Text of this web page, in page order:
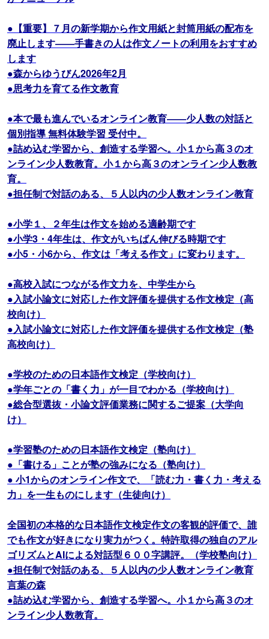
●【重要】７月の新学期から作文用紙と封筒用紙の配布を
廃止します――手書きの人は作文ノートの利用をおすすめ
します
●森からゆうびん2026年2月
●思考力を育てる作文教育
●本で最も進んでいるオンライン教育――少人数の対話と
個別指導 無料体験学習 受付中。
●詰め込む学習から、創造する学習へ。小１から高３のオ
ンライン少人数教育。小１から高３のオンライン少人数教
育。
●担任制で対話のある、５人以内の少人数オンライン教育
●小学１、２年生は作文を始める適齢期です
●小学3・4年生は、作文がいちばん伸びる時期です
●小5・小6から、作文は「考える作文」に変わります。
●高校入試につながる作文力を、中学生から
●入試小論文に対応した作文評価を提供する作文検定（高
校向け）
●入試小論文に対応した作文評価を提供する作文検定（塾
高校向け）
●学校のための日本語作文検定（学校向け）
●学年ごとの「書く力」が一目でわかる（学校向け）
●総合型選抜・小論文評価業務に関するご提案（大学向
け）
●学習塾のための日本語作文検定（塾向け）
●「書ける」ことが塾の強みになる（塾向け）
● 小1からのオンライン作文で、「読む力・書く力・考える
力」を一生ものにします（生徒向け）
全国初の本格的な日本語作文検定作文の客観的評価で、誰
でも作文が好きになり実力がつく。特許取得の独自のアル
ゴリズムとAIによる対話型６００字講評。（学校塾向け）
●担任制で対話のある、５人以内の少人数オンライン教育
言葉の森
●詰め込む学習から、創造する学習へ。小１から高３のオ
ンライン少人数教育。